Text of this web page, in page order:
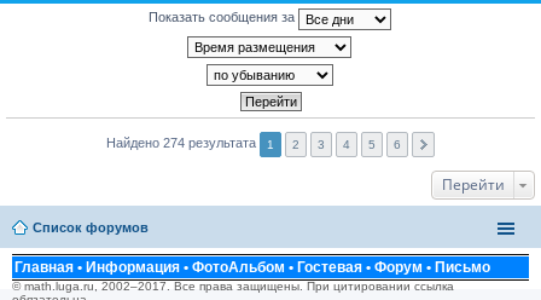
Показать сообщения за
Найдено 274 результата 1 2 3 4 5 6
Перейти
Список форумов
Главная • Информация • ФотоАльбом • Гостевая • Форум • Письмо
© math.luga.ru, 2002–2017. Все права защищены. При цитировании ссылка